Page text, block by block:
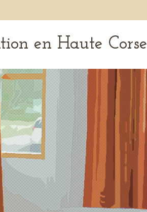
en Haute Corse